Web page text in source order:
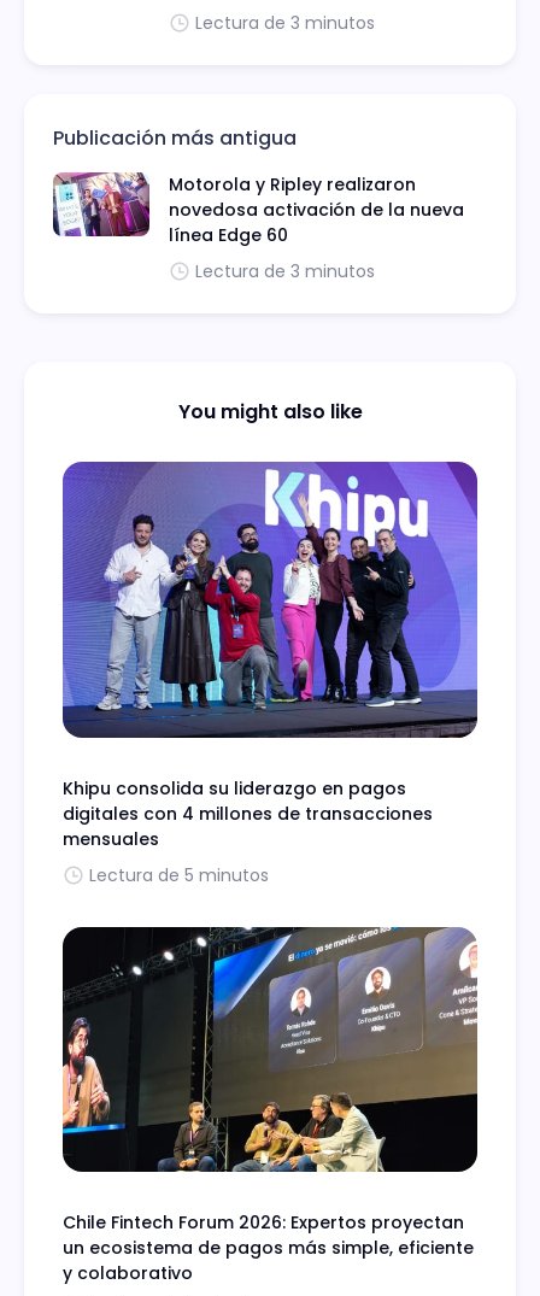
Lectura de 3 minutos
Publicación más antigua
Motorola y Ripley realizaron
novedosa activación de la nueva
línea Edge 60
Lectura de 3 minutos
You might also like
Khipu consolida su liderazgo en pagos
digitales con 4 millones de transacciones
mensuales
Lectura de 5 minutos
Chile Fintech Forum 2026: Expertos proyectan
un ecosistema de pagos más simple, eficiente
y colaborativo